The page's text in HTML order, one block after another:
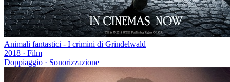
Animali fantastici - I crimini di Grindelwald
2018 · Film
Doppiaggio · Sonorizzazione